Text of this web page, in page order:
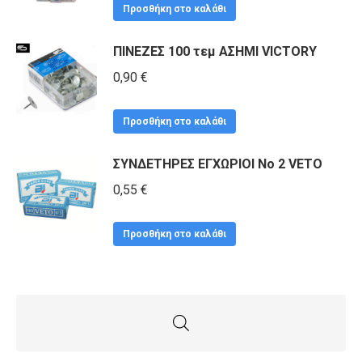
Προσθήκη στο καλάθι
ΠΙΝΕΖΕΣ 100 τεμ ΑΣΗΜΙ VICTORY
0,90 €
Προσθήκη στο καλάθι
ΣΥΝΔΕΤΗΡΕΣ ΕΓΧΩΡΙΟΙ No 2 VETO
0,55 €
Προσθήκη στο καλάθι